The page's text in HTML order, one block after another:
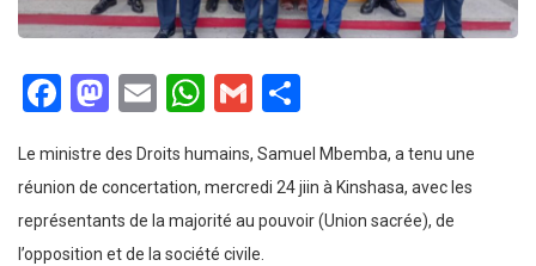
Facebook
Mastodon
EmailWhatsApp
Gmail
Le ministre des Droits humains, Samuel Mbemba, a tenu une
réunion de concertation, mercredi 24 jiin à Kinshasa, avec les
représentants de la majorité au pouvoir (Union sacrée), de
l’opposition et de la société civile.